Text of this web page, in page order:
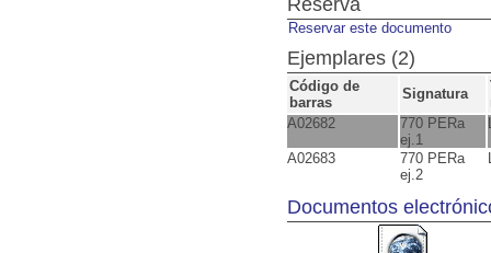
Reserva
Reservar este documento
Ejemplares (2)
Código de
barras
Signatura
A02682
770 PERa
ej.1
A02683
770 PERa
ej.2
Documentos